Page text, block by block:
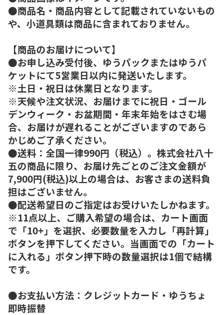
●商品名・商品内容として記載されていないもの
や、小道具類は商品に含まれておりません。
【商品のお届けについて】
●お申し込み受付後、ゆうパックまたはゆうパ
ケットにて5営業日以内に発送いたします。
※土日・祝日は休業日となります。
※天候や注文状況、お届けまでに祝日・ゴール
デンウィーク・お盆期間・年末年始をはさむ場
合、お届けが遅れることがございますのであら
かじめご了承ください。
●送料：全国一律990円（税込）。株式会社八十
五の商品に限り、お届け先ごとのご注文金額が
7,900円(税込)以上の場合は、お客さまの送料負
担はございません。
●配送希望日のご指定はお受けいたしかねます。
※11点以上、ご購入希望の場合は、カート画面
で「10+」を選択、必要数量を入力し「再計算」
ボタンを押下してください。当画面での「カート
に入れる」ボタン押下時の数量選択は1個で結構
です。
●お支払い方法：クレジットカード・ゆうちょ
即時振替